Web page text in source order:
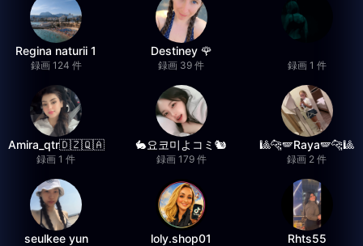
Regina naturii 1
録画 124 件
Destiney 🌹
録画 39 件 録画 1 件
Amira_qtr🇩🇿🇶🇦
録画 1 件
🐇요코미よコミ🐿
録画 179 件
🎱🐆🪽Raya🪽🐆🎱
録画 2 件
seulkee yun loly.shop01 Rhts55